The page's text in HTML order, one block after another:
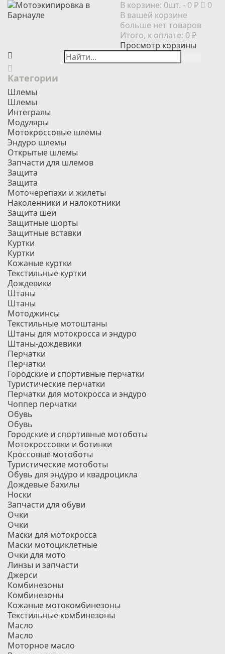
В корзине: 0шт. - 0 ₽
0
В вашей корзине
больше нет товаров
Итого, к оплате: 0 ₽
Просмотр корзины
Категории
Шлемы
Шлемы
Интегралы
Модуляры
Мотокроссовые шлемы
Эндуро шлемы
Открытые шлемы
Запчасти для шлемов
Защита
Защита
Моточерепахи и жилеты
Наколенники и налокотники
Защита шеи
Защитные шорты
Защитные вставки
Куртки
Куртки
Кожаные куртки
Текстильные куртки
Дождевики
Штаны
Штаны
Мотоджинсы
Текстильные мотоштаны
Штаны для мотокросса и эндуро
Штаны-дождевики
Перчатки
Перчатки
Городские и спортивные перчатки
Туристические перчатки
Перчатки для мотокросса и эндуро
Чоппер перчатки
Обувь
Обувь
Городские и спортивные мотоботы
Мотокроссовки и ботинки
Кроссовые мотоботы
Туристические мотоботы
Обувь для эндуро и квадроцикла
Дождевые бахилы
Носки
Запчасти для обуви
Очки
Очки
Маски для мотокросса
Маски мотоциклетные
Очки для мото
Линзы и запчасти
Джерси
Комбинезоны
Комбинезоны
Кожаные мотокомбинезоны
Текстильные комбинезоны
Масло
Масло
Моторное масло